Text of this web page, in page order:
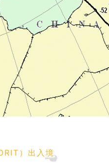
）出入境